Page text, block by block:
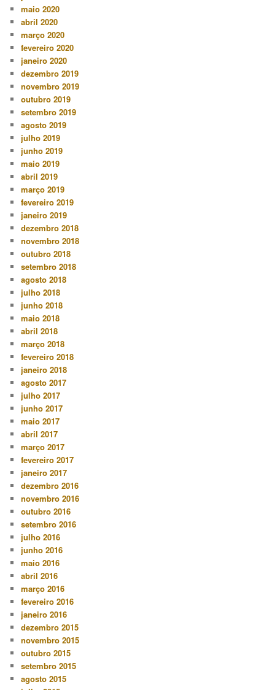
maio 2020
abril 2020
março 2020
fevereiro 2020
janeiro 2020
dezembro 2019
novembro 2019
outubro 2019
setembro 2019
agosto 2019
julho 2019
junho 2019
maio 2019
abril 2019
março 2019
fevereiro 2019
janeiro 2019
dezembro 2018
novembro 2018
outubro 2018
setembro 2018
agosto 2018
julho 2018
junho 2018
maio 2018
abril 2018
março 2018
fevereiro 2018
janeiro 2018
agosto 2017
julho 2017
junho 2017
maio 2017
abril 2017
março 2017
fevereiro 2017
janeiro 2017
dezembro 2016
novembro 2016
outubro 2016
setembro 2016
julho 2016
junho 2016
maio 2016
abril 2016
março 2016
fevereiro 2016
janeiro 2016
dezembro 2015
novembro 2015
outubro 2015
setembro 2015
agosto 2015